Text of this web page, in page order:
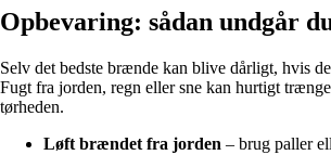
Opbevaring: sådan undgår
Selv det bedste brænde kan blive dårligt, hvis
Fugt fra jorden, regn eller sne kan hurtigt
tørheden.
Løft brændet fra jorden – brug paller